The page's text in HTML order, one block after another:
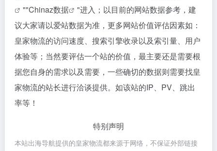
""Chinaz数据
"进入；以目前的网站数据参考，建
议大家请以爱站数据为准，更多网站价值评估因素如：
皇家物流的访问速度、搜索引擎收录以及索引量、用户
体验等；当然要评估一个站的价值，最主要还是需要根
据您自身的需求以及需要，一些确切的数据则需要找皇
家物流的站长进行洽谈提供。如该站的IP、PV、跳出
率等！
特别声明
本站出海导航提供的皇家物流都来源于网络，不保证外部链接